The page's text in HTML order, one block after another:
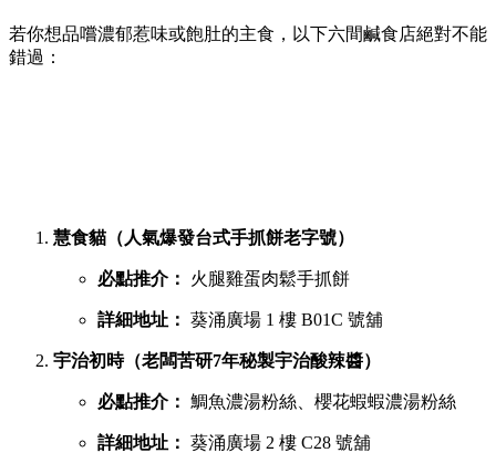
若你想品嚐濃郁惹味或飽肚的主食，以下六間鹹食店絕對不能
錯過：
慧食貓（人氣爆發台式手抓餅老字號）
必點推介： 火腿雞蛋肉鬆手抓餅
詳細地址： 葵涌廣場 1 樓 B01C 號舖
宇治初時（老闆苦研7年秘製宇治酸辣醬）
必點推介： 鯛魚濃湯粉絲、櫻花蝦蝦濃湯粉絲
詳細地址： 葵涌廣場 2 樓 C28 號舖